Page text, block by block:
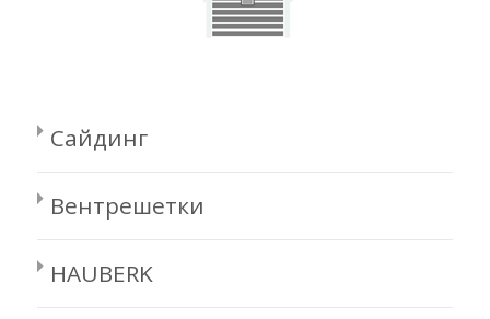
Сайдинг
Вентрешетки
HAUBERK